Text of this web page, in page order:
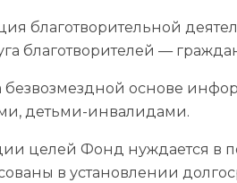
благотворительной
благотворителей —
безвозмездной основе
детьми-инвалидами.
целей Фонд нуждается в
в установлении